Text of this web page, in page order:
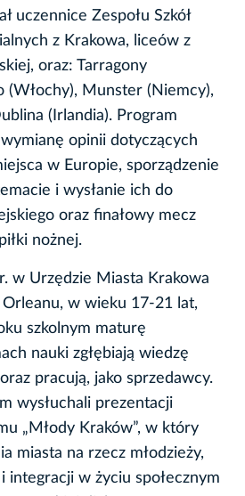
uczennice Zespołu Szkół
z Krakowa, liceów z
oraz: Tarragony
(Włochy), Munster (Niemcy),
(Irlandia). Program
opinii dotyczących
w Europie, sporządzenie
i wysłanie ich do
oraz finałowy mecz
nożnej.
w Urzędzie Miasta Krakowa
Orleanu, w wieku 17-21 lat,
szkolnym maturę
nauki zgłębiają wiedzę
pracują, jako sprzedawcy.
wysłuchali prezentacji
„Młody Kraków”, w który
miasta na rzecz młodzieży,
integracji w życiu społecznym